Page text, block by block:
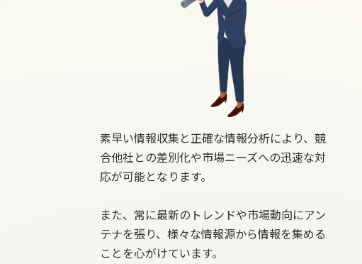
素早い情報収集と正確な情報分析により、競
合他社との差別化や市場ニーズへの迅速な対
応が可能となります。
また、常に最新のトレンドや市場動向にアン
テナを張り、様々な情報源から情報を集める
ことを心がけています。